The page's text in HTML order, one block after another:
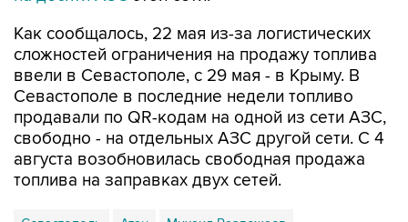
ввели в Севастополе, с 29 мая - в Крыму. В
Севастополе в последние недели топливо
продавали по QR-кодам на одной из сети АЗС,
свободно - на отдельных АЗС другой сети. С 4
августа возобновилась свободная продажа
топлива на заправках двух сетей.
Севастополь Атан Михаил Развожаев